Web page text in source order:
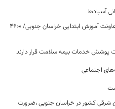
آسبادها
تقدیر مقام عالی وزارت از عملکرد جهادی معاونت آموزش ابتدایی خراسان جنوبی/ ۴۶۰۰
اجتماعی
شرقی کشور در خراسان جنوبی ،ضرورت